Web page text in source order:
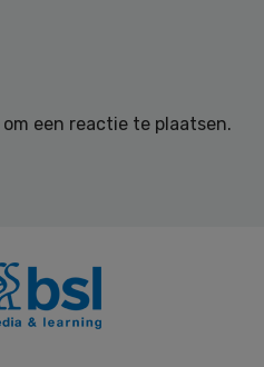
om een reactie te plaatsen.